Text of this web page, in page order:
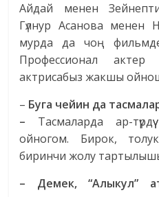
Айдай менен
Гүлнур Асанова менен
мурда да чоң
Профессионал
актрисабыз жакшы
– Буга чейин да
– Тасмаларда ар-
ойногом. Бирок,
биринчи жолу
– Демек, “Алыкул”